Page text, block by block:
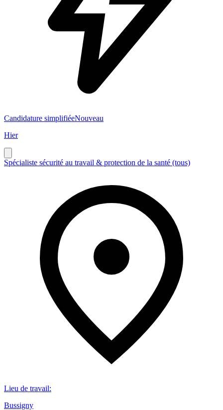
Candidature simplifiéeNouveau
Hier
Spécialiste sécurité au travail & protection de la santé (tous)
Lieu de travail:
Bussigny